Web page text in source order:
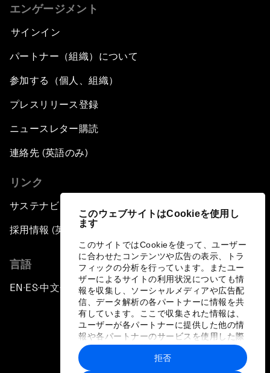
このウェブサイトはCookieを使用し
ます
このサイトではCookieを使って、ユーザー
に合わせたコンテンツや広告の表示、トラ
フィックの分析を行っています。またユー
ザーによるサイトの利用状況についても情
報を収集し、ソーシャルメディアや広告配
信、データ解析の各パートナーに情報を共
有しています。ここで収集された情報は、
ユーザーが各パートナーに提供した他の情
報や各パートナーのサービスを使用した際
に収集された情報と組み合わされ、各パー
トナーによって使用されることがありま
す。
拒否
エンゲージメント
サインイン
パートナー（組織）について
参加する（個人、組織）
プレスリリース登録
ニュースレター購読
連絡先 (英語のみ)
リンク
サステナビリティへの取り組み
採用情報 (英語のみ)
言語
EN ▪ES▪中文▪ 日本語
プライバシーポリシーと利用規約